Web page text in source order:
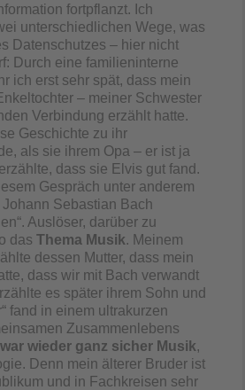
fortpflanzt. Ich
unterschiedlichen Wege, was
Datenschutzes – hier nicht
Durch eine familieninterne
ich erst sehr spät, dass mein
– meiner Schwester
Verbindung erzählt hatte.
Geschichte zu ihr
als sie ihrem Opa – er ist ja
dass sie Elvis gut fand.
Gespräch unter anderem
Sebastian Bach
Auslöser, darüber zu
das Thema Musik. Meinem
dessen Mutter, dass mein
dass wir mit Bach verwandt
es später ihrem Sohn und
fand in einem ultrakurzen
Zusammenlebens
wieder ganz sicher Musik,
Denn mein älterer Bruder ist
und in Fachkreisen sehr